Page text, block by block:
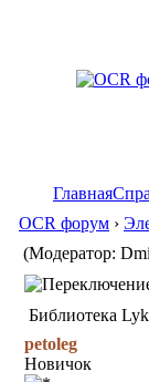
Главная
OCR форум ›
(Модератор:
Библиотека
petoleg
Новичок